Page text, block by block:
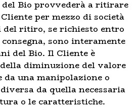
Bio provvederà a ritirare
per mezzo di società
del ritiro, se richiesto entro
sono interamente
del Bio. Il Cliente è
diminuzione del valore
una manipolazione o
da quella necessaria
o le caratteristiche.